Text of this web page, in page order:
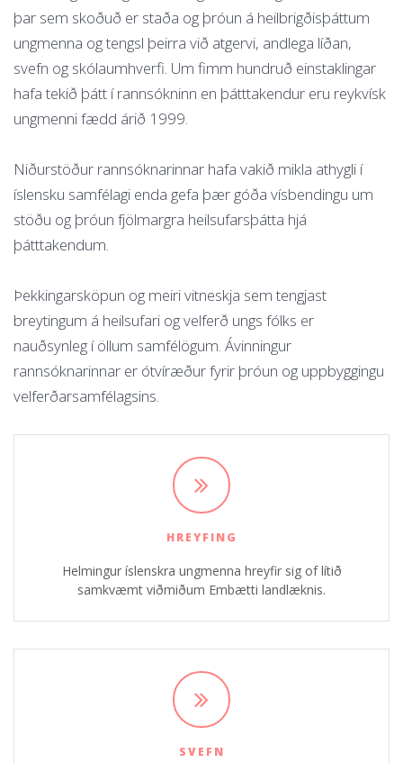
þar sem skoðuð er staða og þróun á heilbrigðisþáttum
ungmenna og tengsl þeirra við atgervi, andlega líðan,
svefn og skólaumhverfi. Um fimm hundruð einstaklingar
hafa tekið þátt í rannsókninn en þátttakendur eru reykvísk
ungmenni fædd árið 1999.
Niðurstöður rannsóknarinnar hafa vakið mikla athygli í
íslensku samfélagi enda gefa þær góða vísbendingu um
stöðu og þróun fjölmargra heilsufarsþátta hjá
þátttakendum.
Þekkingarsköpun og meiri vitneskja sem tengjast
breytingum á heilsufari og velferð ungs fólks er
nauðsynleg í öllum samfélögum. Ávinningur
rannsóknarinnar er ótvíræður fyrir þróun og uppbyggingu
velferðarsamfélagsins.
HREYFING
Helmingur íslenskra ungmenna hreyfir sig of lítið
samkvæmt viðmiðum Embætti landlæknis.
SVEFN